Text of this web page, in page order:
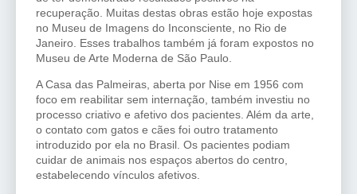
recuperação. Muitas destas obras estão hoje expostas
no Museu de Imagens do Inconsciente, no Rio de
Janeiro. Esses trabalhos também já foram expostos no
Museu de Arte Moderna de São Paulo.
A Casa das Palmeiras, aberta por Nise em 1956 com
foco em reabilitar sem internação, também investiu no
processo criativo e afetivo dos pacientes. Além da arte,
o contato com gatos e cães foi outro tratamento
introduzido por ela no Brasil. Os pacientes podiam
cuidar de animais nos espaços abertos do centro,
estabelecendo vínculos afetivos.